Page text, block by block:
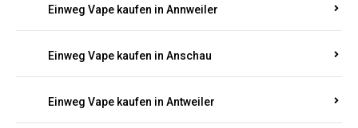
Einweg Vape kaufen in Annweiler
Einweg Vape kaufen in Anschau
Einweg Vape kaufen in Antweiler